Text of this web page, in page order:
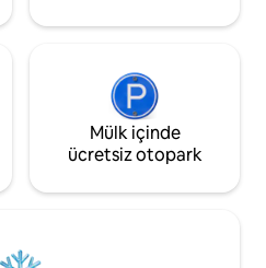
Mülk içinde
ücretsiz otopark